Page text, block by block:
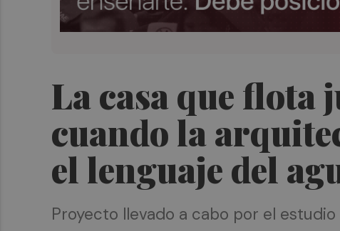
La casa que flota
cuando la
el lenguaje del
Proyecto llevado a cabo por el